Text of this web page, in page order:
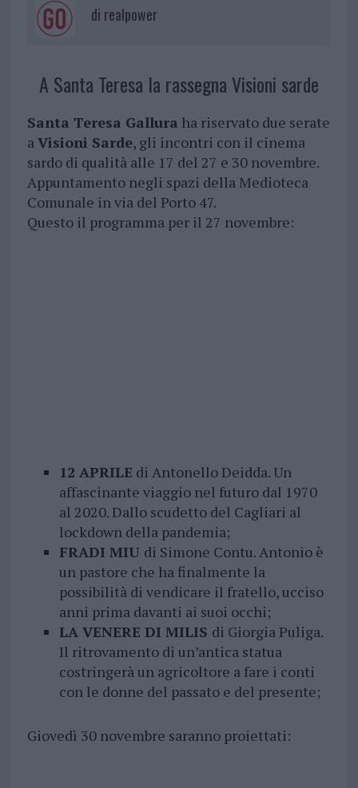
di realpower
A Santa Teresa la rassegna Visioni sarde
Santa Teresa Gallura ha riservato due serate
aVisioni Sarde, gli incontri con il cinema
sardo di qualità alle 17 del 27 e 30 novembre.
Appuntamento negli spazi della Medioteca
Comunale in via del Porto 47.
Questo il programma per il 27 novembre:
12 APRILE di Antonello Deidda. Un
affascinante viaggio nel futuro dal 1970
al 2020. Dallo scudetto del Cagliari al
lockdown della pandemia;
FRADI MIU di Simone Contu. Antonio è
un pastore che ha finalmente la
possibilità di vendicare il fratello, ucciso
anni prima davanti ai suoi occhi;
LA VENERE DI MILIS di Giorgia Puliga.
Il ritrovamento di un’antica statua
costringerà un agricoltore a fare i conti
con le donne del passato e del presente;
Giovedì 30 novembre saranno proiettati: